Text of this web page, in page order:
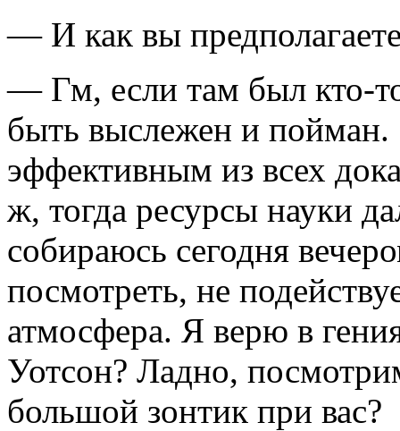
— И как вы предполагаете
— Гм, если там был кто-
быть выслежен и
эффективным из всех
ж, тогда ресурсы науки
собираюсь сегодня
посмотреть, не
атмосфера. Я верю в
Уотсон? Ладно,
большой зонтик при вас?